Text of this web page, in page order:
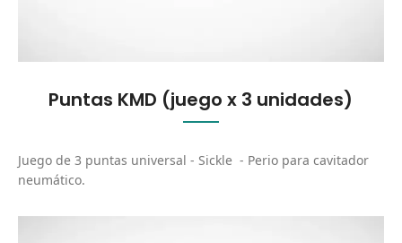
Puntas KMD (juego x 3 unidades)
Juego de 3 puntas universal - Sickle - Perio para cavitador
neumático.